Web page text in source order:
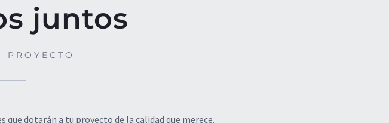
juntos
dotarán a tu proyecto de la calidad que merece.